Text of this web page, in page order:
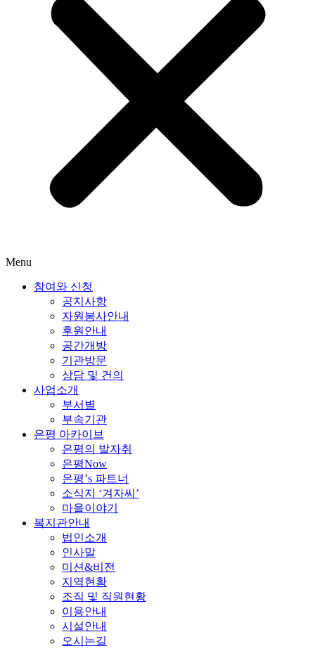
Menu
참여와 신청
공지사항
자원봉사안내
후원안내
공간개방
기관방문
상담 및 건의
사업소개
부서별
부속기관
은평 아카이브
은평의 발자취
은평Now
은평’s 파트너
소식지 ‘겨자씨’
마을이야기
복지관안내
법인소개
인사말
미션&비전
지역현황
조직 및 직원현황
이용안내
시설안내
오시는길